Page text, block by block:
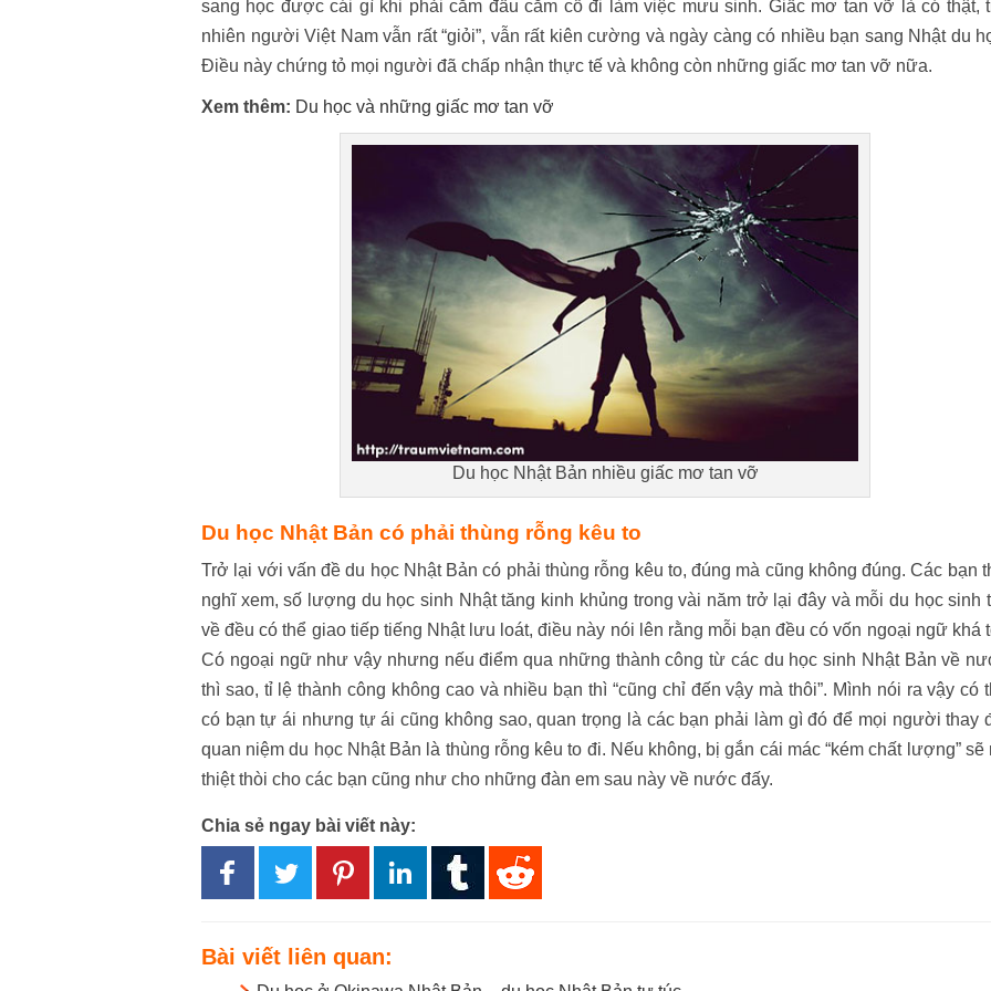
sang học được cái gì khi phải cắm đầu cắm cổ đi làm việc mưu sinh. Giấc mơ tan vỡ là có thật,
nhiên người Việt Nam vẫn rất “giỏi”, vẫn rất kiên cường và ngày càng có nhiều bạn sang Nhật du
Điều này chứng tỏ mọi người đã chấp nhận thực tế và không còn những giấc mơ tan vỡ nữa.
Xem thêm: Du học và những giấc mơ tan vỡ
Du học Nhật Bản nhiều giấc mơ tan vỡ
Du học Nhật Bản có phải thùng rỗng kêu to
Trở lại với vấn đề du học Nhật Bản có phải thùng rỗng kêu to, đúng mà cũng không đúng. Các bạn
nghĩ xem, số lượng du học sinh Nhật tăng kinh khủng trong vài năm trở lại đây và mỗi du học sinh
về đều có thể giao tiếp tiếng Nhật lưu loát, điều này nói lên rằng mỗi bạn đều có vốn ngoại ngữ khá
Có ngoại ngữ như vậy nhưng nếu điểm qua những thành công từ các du học sinh Nhật Bản về
thì sao, tỉ lệ thành công không cao và nhiều bạn thì “cũng chỉ đến vậy mà thôi”. Mình nói ra vậy có
có bạn tự ái nhưng tự ái cũng không sao, quan trọng là các bạn phải làm gì đó để mọi người thay
quan niệm du học Nhật Bản là thùng rỗng kêu to đi. Nếu không, bị gắn cái mác “kém chất lượng” sẽ
thiệt thòi cho các bạn cũng như cho những đàn em sau này về nước đấy.
Chia sẻ ngay bài viết này:
Bài viết liên quan: